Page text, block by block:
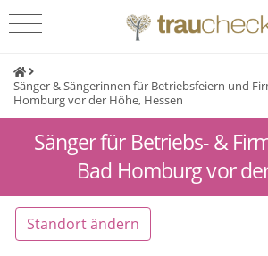
Sänger & Sängerinnen für Betriebsfeiern und
Homburg vor der Höhe, Hessen
Sänger für Betriebs- &
Bad Homburg vor
Standort ändern